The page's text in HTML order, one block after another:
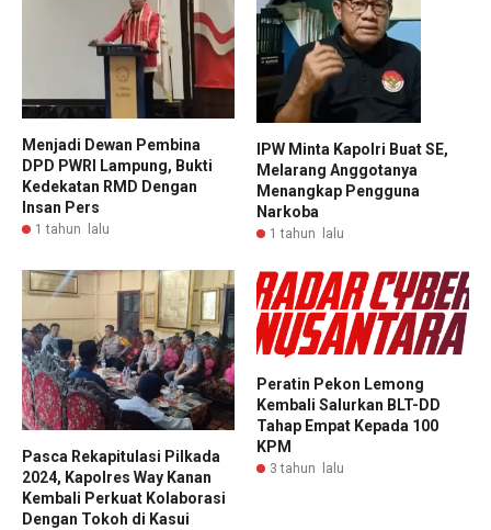
Menjadi Dewan Pembina
DPD PWRI Lampung, Bukti
Kedekatan RMD Dengan
Insan Pers
1 tahun lalu
IPW Minta Kapolri Buat SE,
Melarang Anggotanya
Menangkap Pengguna
Narkoba
1 tahun lalu
Pasca Rekapitulasi Pilkada
2024, Kapolres Way Kanan
Kembali Perkuat Kolaborasi
Dengan Tokoh di Kasui
Peratin Pekon Lemong
Kembali Salurkan BLT-DD
Tahap Empat Kepada 100
KPM
3 tahun lalu